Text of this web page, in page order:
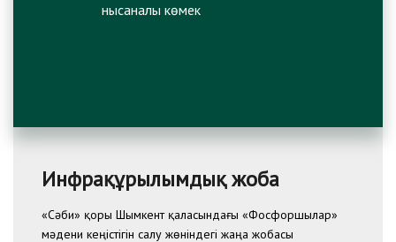
нысаналы көмек
Инфрақұрылымдық жоба
«Сәби» қоры Шымкент қаласындағы «Фосфоршылар»
мәдени кеңістігін салу жөніндегі жаңа жобасы